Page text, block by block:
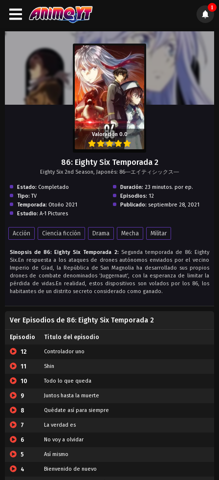
1
Valoración 0.0
86: Eighty Six Temporada 2
Eighty Six 2nd Season, Japonés: 86―エイティシックス―
Estado: Completado
Tipo: TV
Temporada: Otoño 2021
Estudio: A-1 Pictures
Duración: 23 minutos. por ep.
Episodios: 12
Publicado: septiembre 28, 2021
Acción Ciencia ficción Drama Mecha Militar
Sinopsis de 86: Eighty Six Temporada 2: Segunda temporada de 86: Eighty
Six.En respuesta a los ataques de drones autónomos enviados por el vecino
Imperio de Giad, la República de San Magnolia ha desarrollado sus propios
drones de combate denominados ‘Juggernaut’, con la esperanza de limitar la
pérdida de vidas.En realidad, estos dispositivos son volados por los 86, los
habitantes de un distrito secreto considerado como ganado.
Ver Episodios de 86: Eighty Six Temporada 2
Episodio Titulo del episodio
12 Controlador uno
11 Shin
10 Todo lo que queda
9 Juntos hasta la muerte
8 Quédate así para siempre
7 La verdad es
6 No voy a olvidar
5 Así mismo
4 Bienvenido de nuevo